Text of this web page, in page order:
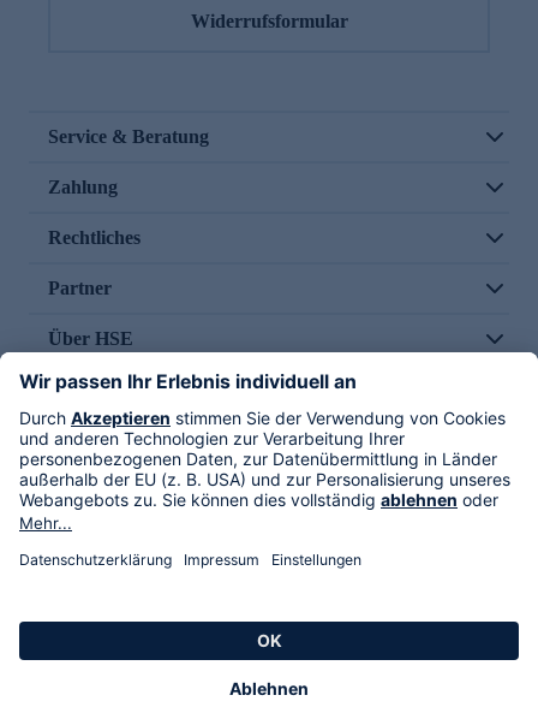
Widerrufsformular
Service & Beratung
Zahlung
Rechtliches
Partner
Über HSE
Im TV
HSE International